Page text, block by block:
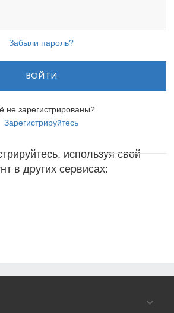
Забыли пароль?
ВОЙТИ
не зарегистрированы?
Зарегистрируйтесь
используя свой
в других сервисах: